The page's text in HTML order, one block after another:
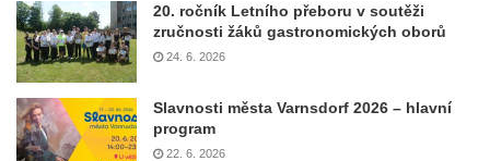
20. ročník Letního přeboru v soutěži
zručnosti žáků gastronomických oborů
24. 6. 2026
Slavnosti města Varnsdorf 2026 – hlavní
program
22. 6. 2026